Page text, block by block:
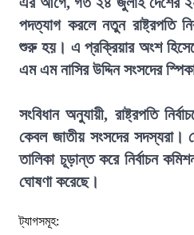
পদত্যাগ করলে নতুন রাষ্ট্রপতি
শুরু হয়। এ প্রক্রিয়ার অংশ
এম এম নাসির উদ্দিন সংসদের
সংবিধান অনুযায়ী, রাষ্ট্রপতি
কেবল জাতীয় সংসদের সদস্যরা।
তালিকা চূড়ান্ত করে নির্বাচন
ঘোষণা করেছে।
ট্যাগসমূহ: